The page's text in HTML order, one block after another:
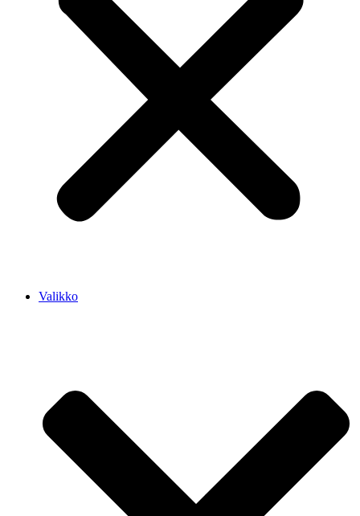
Valikko